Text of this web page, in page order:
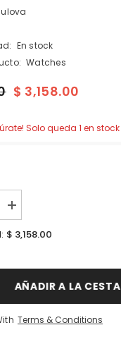
En stock
Watches
$ 3,158.00
Solo queda 1 en stock
I18n
Error:
Missing
interpolation
&quot;Aumentar
cantidad
de
{{
$ 3,158.00
AÑADIR A LA CESTA
Terms & Conditions